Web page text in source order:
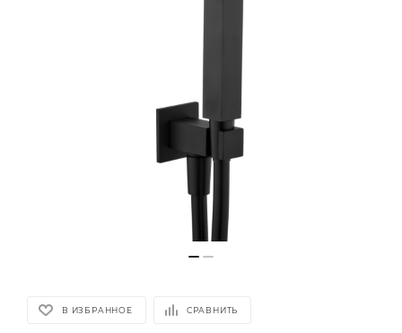
В ИЗБРАННОЕ СРАВНИТЬ